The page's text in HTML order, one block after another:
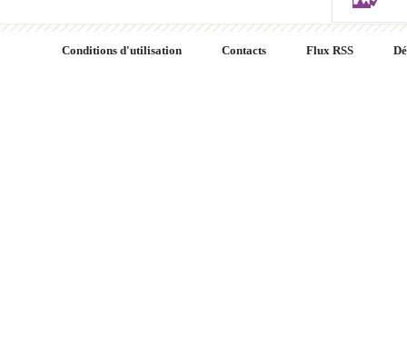
Conditions d'utilisation Contacts Flux RSS